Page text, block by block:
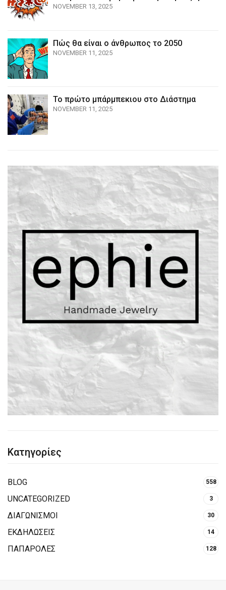
NOVEMBER 13, 2025
Πώς θα είναι ο άνθρωπος το 2050
NOVEMBER 11, 2025
Το πρώτο μπάρμπεκιου στο Διάστημα
NOVEMBER 11, 2025
Κατηγορίες
BLOG 558
UNCATEGORIZED 3
ΔΙΑΓΩΝΙΣΜΟΙ 30
ΕΚΔΗΛΩΣΕΙΣ 14
ΠΑΠΑΡΟΛΕΣ 128